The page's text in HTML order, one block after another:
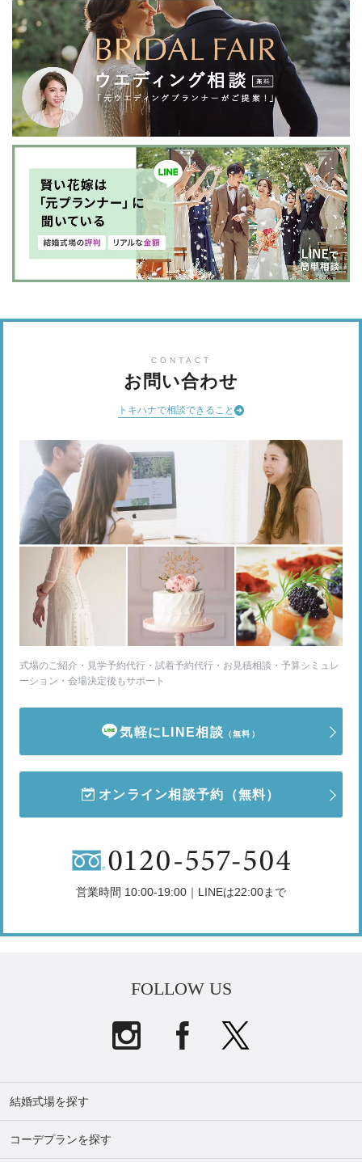
CONTACT
お問い合わせ
トキハナで相談できること
式場のご紹介・見学予約代行・試着予約代行・お見積相談・予算シミュレ
ーション・会場決定後もサポート
気軽にLINE相談 （無料）
オンライン相談予約 （無料）
営業時間 10:00-19:00｜LINEは22:00まで
FOLLOW US
結婚式場を探す
コーデプランを探す